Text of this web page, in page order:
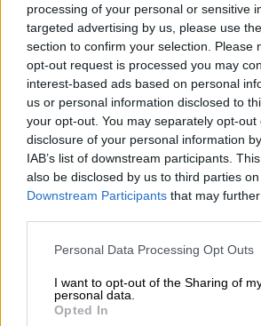
processing of your personal or sensitive
targeted advertising by us, please use
section to confirm your selection. Please
opt-out request is processed you may
interest-based ads based on personal
us or personal information disclosed to
your opt-out. You may separately opt-
disclosure of your personal information
IAB’s list of downstream participants.
also be disclosed by us to third parties
Downstream Participants that may
Please note that this website/app uses
not limited to your visit or usage
grant or deny consent to Google and its
use your data for below specified
Personal Data Processing Opt Outs
I want to opt-out of the Sharing of
personal data.
Opted In
ΔΙΑΒΑΣΤΕ ΕΠΙΣΗΣ
Food & Drink|04.07.2024 08:21
Μυστικά και tips –
μπεσαμέλ για μουσακά
Μόνο δύο υλικά για την
Δεν είναι περίεργο, λοιπόν,
μέχρι τον παππούλη του, το
πανεύκολησυνταγή